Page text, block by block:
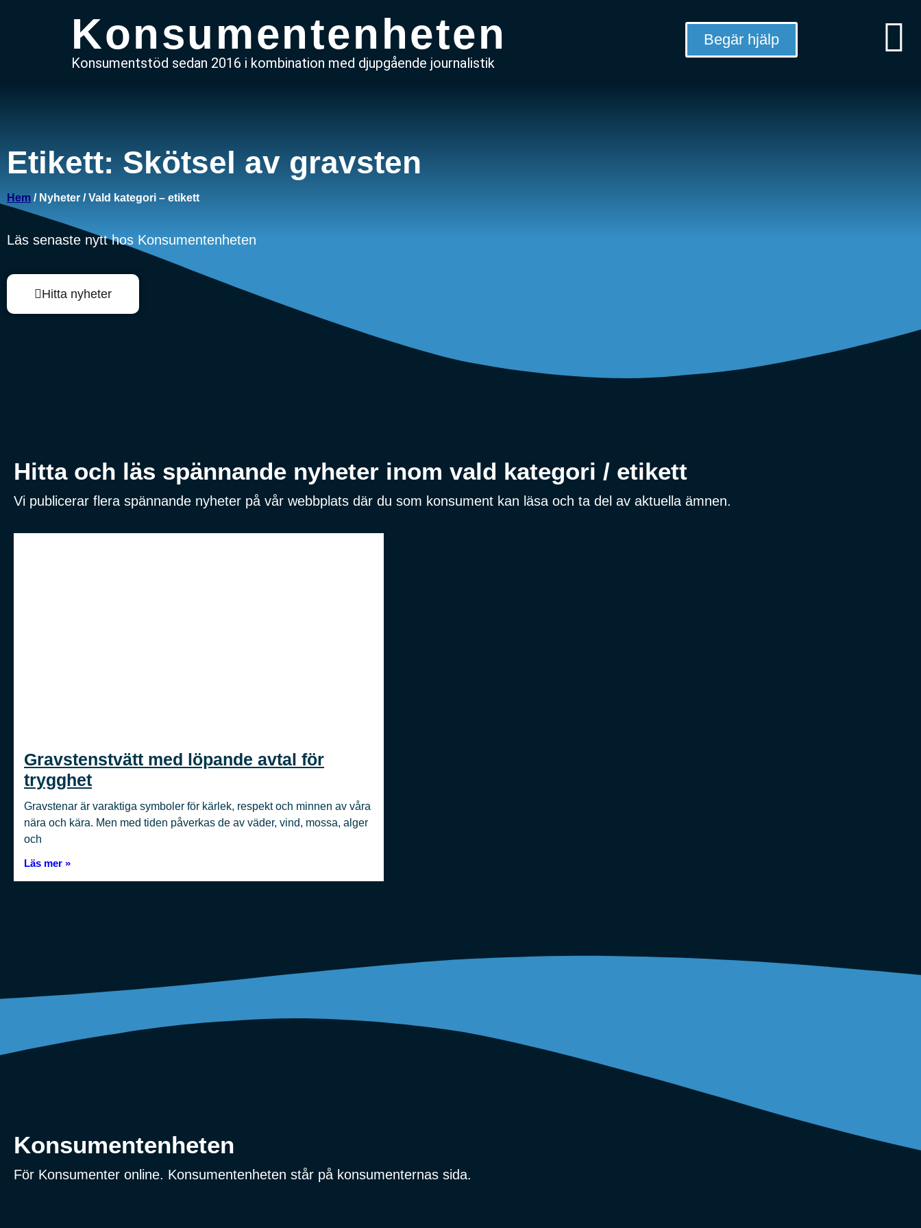
Konsumentenheten
Konsumentstöd sedan 2016 i kombination med djupgående journalistik
Begär hjälp
Etikett: Skötsel av gravsten
Hem / Nyheter / Vald kategori – etikett
Läs senaste nytt hos Konsumentenheten
Hitta nyheter
Hitta och läs spännande nyheter inom vald kategori / etikett
Vi publicerar flera spännande nyheter på vår webbplats där du som konsument kan läsa och ta del av aktuella ämnen.
Gravstenstvätt med löpande avtal för
trygghet
Gravstenar är varaktiga symboler för kärlek, respekt och minnen av våra
nära och kära. Men med tiden påverkas de av väder, vind, mossa, alger
och
Läs mer »
Konsumentenheten
För Konsumenter online. Konsumentenheten står på konsumenternas sida.